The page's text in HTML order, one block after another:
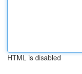
HTML is disabled